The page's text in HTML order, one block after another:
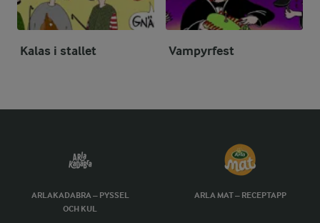
Kalas i stallet Vampyrfest
ARLAKADABRA – PYSSEL
OCH KUL
ARLA MAT – RECEPTAPP